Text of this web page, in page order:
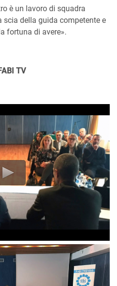
è un lavoro di squadra
della guida competente e
fortuna di avere».
TV